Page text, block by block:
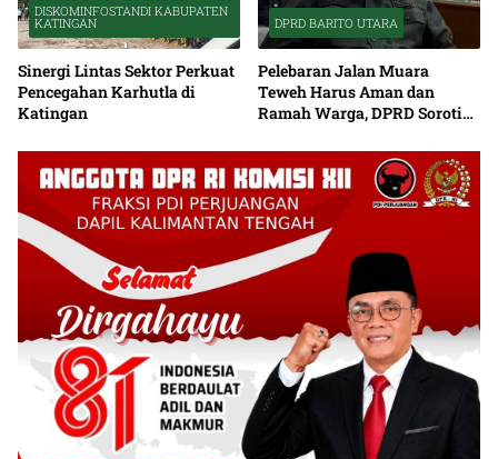
DISKOMINFOSTANDI KABUPATEN
KATINGAN
Sinergi Lintas Sektor Perkuat
Pencegahan Karhutla di
Katingan
DPRD BARITO UTARA
Pelebaran Jalan Muara
Teweh Harus Aman dan
Ramah Warga, DPRD Soroti